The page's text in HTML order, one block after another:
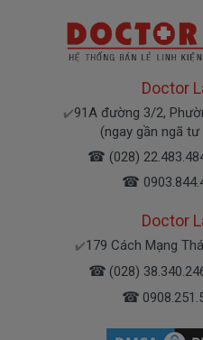
Bạn chưa biết pin này
mình hay không?
Bạn chưa biết máy tính
Vostro, Inspiron,
Bạn có thể gọi Zalo cho
(Mr. Tuấn).
À mà thỉnh thoảng shop
Doctor
✔️91A đường 3/2,
(ngay gần ngã tư
☎ (028)
☎
Doctor
✔️179 Cách Mạng
☎ (028)
☎